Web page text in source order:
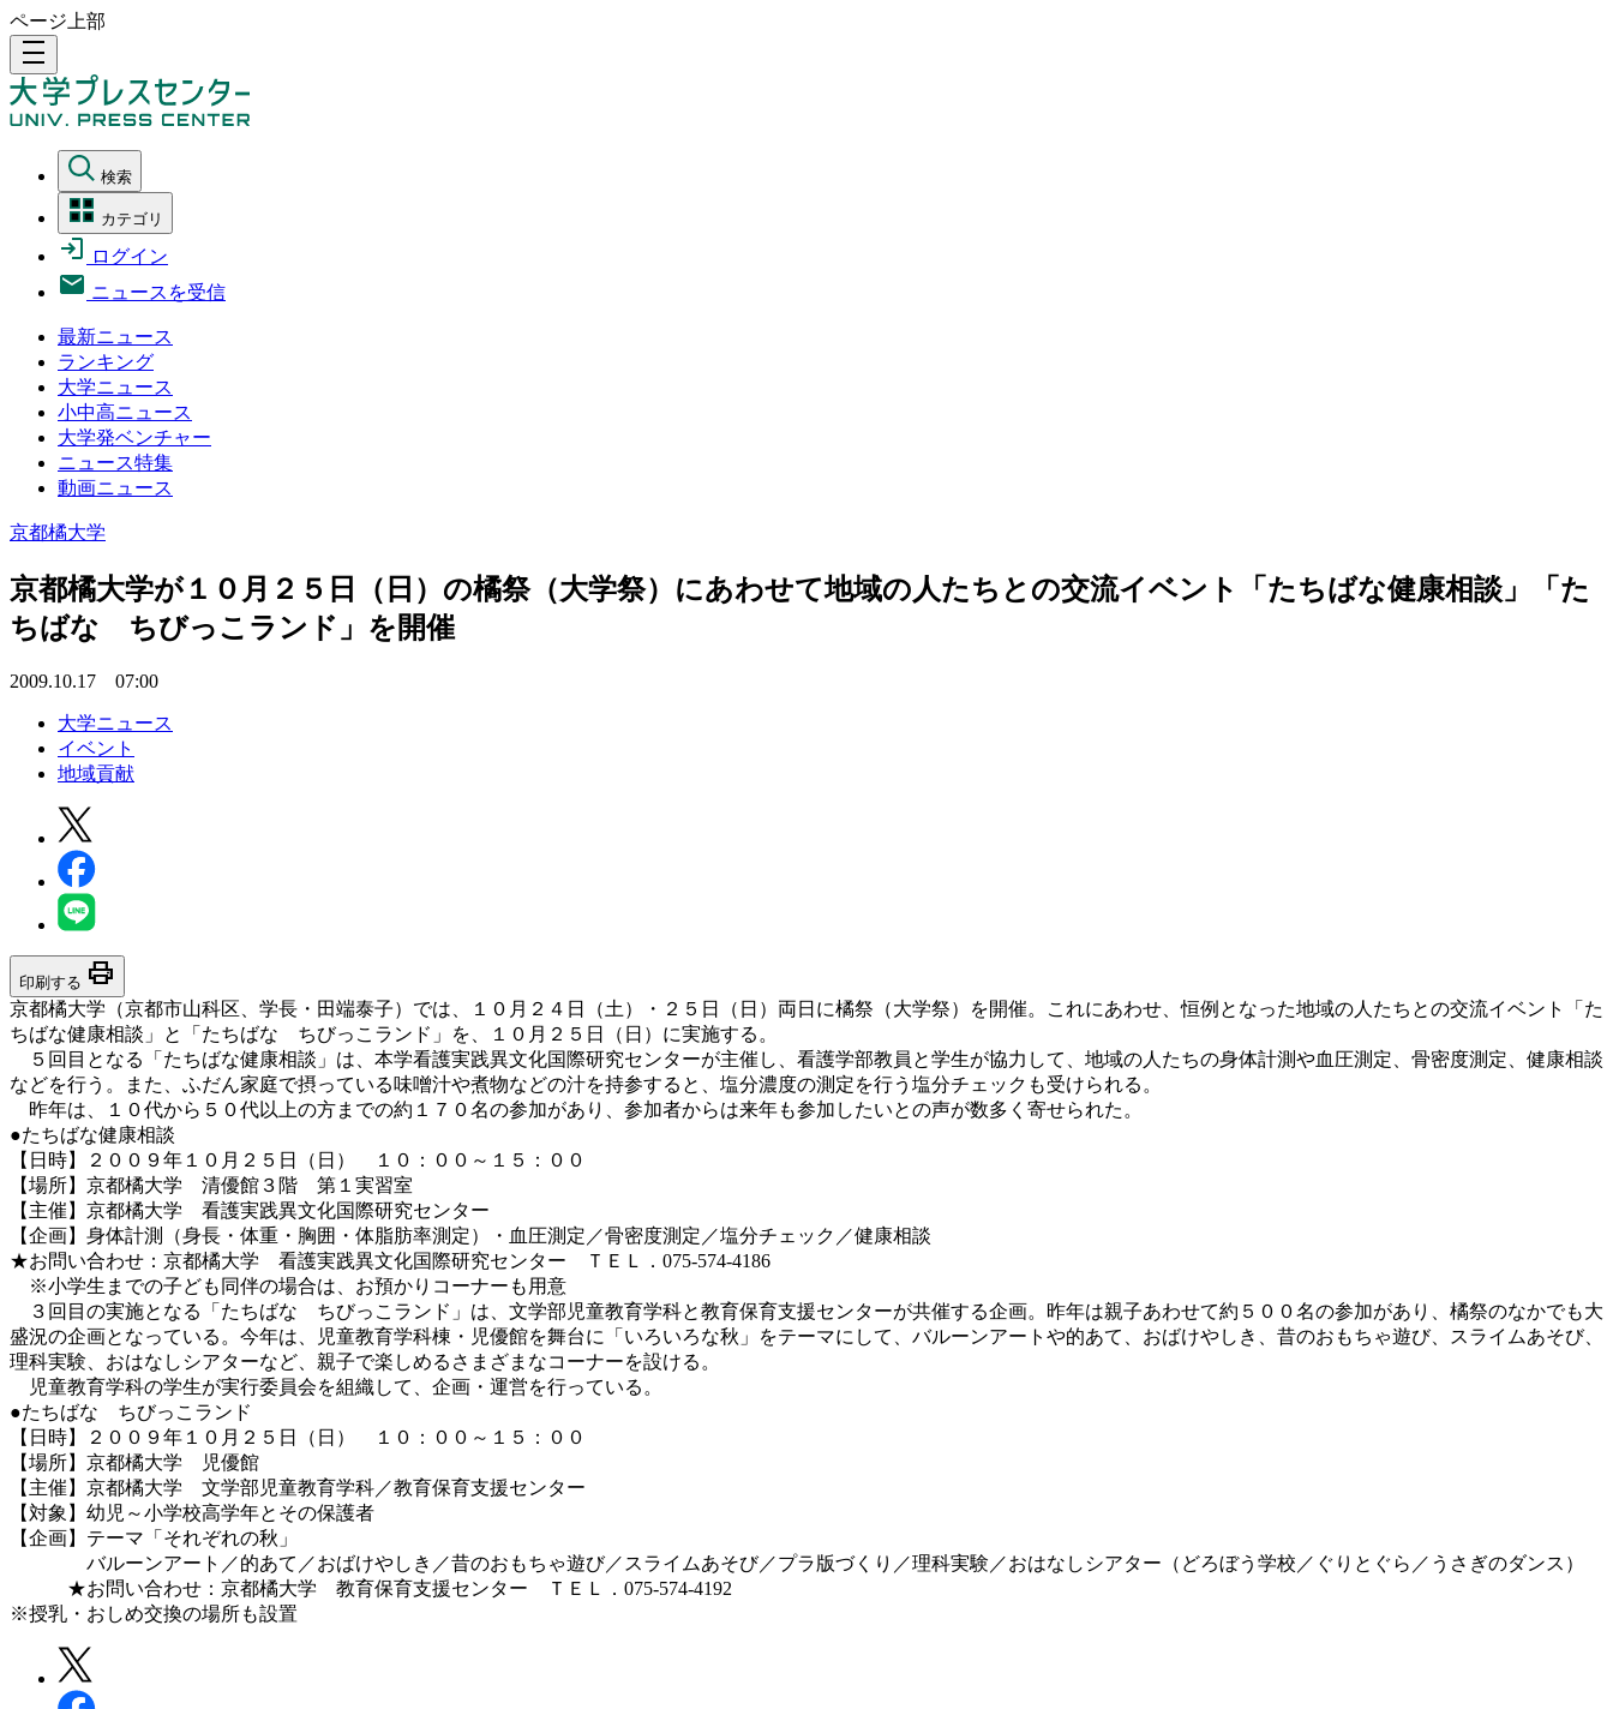
ページ上部
density_medium
検索
カテゴリ
ログイン
ニュースを受信
最新ニュース
ランキング
大学ニュース
小中高ニュース
大学発ベンチャー
ニュース特集
動画ニュース
京都橘大学
京都橘大学が１０月２５日（日）の橘祭（大学祭）にあわせて地域の人たちとの交流イベント「たちばな健康相談」「た
ちばな ちびっこランド」を開催
2009.10.17 07:00
大学ニュース
イベント
地域貢献
印刷する print
京都橘大学（京都市山科区、学長・田端泰子）では、１０月２４日（土）・２５日（日）両日に橘祭（大学祭）を開催。これにあわせ、恒例となった地域の人たちとの交流イベント「た
ちばな健康相談」と「たちばな ちびっこランド」を、１０月２５日（日）に実施する。
５回目となる「たちばな健康相談」は、本学看護実践異文化国際研究センターが主催し、看護学部教員と学生が協力して、地域の人たちの身体計測や血圧測定、骨密度測定、健康相談
などを行う。また、ふだん家庭で摂っている味噌汁や煮物などの汁を持参すると、塩分濃度の測定を行う塩分チェックも受けられる。
昨年は、１０代から５０代以上の方までの約１７０名の参加があり、参加者からは来年も参加したいとの声が数多く寄せられた。
●たちばな健康相談
【日時】２００９年１０月２５日（日） １０：００～１５：００
【場所】京都橘大学 清優館３階 第１実習室
【主催】京都橘大学 看護実践異文化国際研究センター
【企画】身体計測（身長・体重・胸囲・体脂肪率測定）・血圧測定／骨密度測定／塩分チェック／健康相談
★お問い合わせ：京都橘大学 看護実践異文化国際研究センター ＴＥＬ．075-574-4186
※小学生までの子ども同伴の場合は、お預かりコーナーも用意
３回目の実施となる「たちばな ちびっこランド」は、文学部児童教育学科と教育保育支援センターが共催する企画。昨年は親子あわせて約５００名の参加があり、橘祭のなかでも大
盛況の企画となっている。今年は、児童教育学科棟・児優館を舞台に「いろいろな秋」をテーマにして、バルーンアートや的あて、おばけやしき、昔のおもちゃ遊び、スライムあそび、
理科実験、おはなしシアターなど、親子で楽しめるさまざまなコーナーを設ける。
児童教育学科の学生が実行委員会を組織して、企画・運営を行っている。
●たちばな ちびっこランド
【日時】２００９年１０月２５日（日） １０：００～１５：００
【場所】京都橘大学 児優館
【主催】京都橘大学 文学部児童教育学科／教育保育支援センター
【対象】幼児～小学校高学年とその保護者
【企画】テーマ「それぞれの秋」
バルーンアート／的あて／おばけやしき／昔のおもちゃ遊び／スライムあそび／プラ版づくり／理科実験／おはなしシアター（どろぼう学校／ぐりとぐら／うさぎのダンス）
★お問い合わせ：京都橘大学 教育保育支援センター ＴＥＬ．075-574-4192
※授乳・おしめ交換の場所も設置